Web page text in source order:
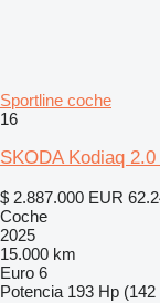
Sportline coche
16
SKODA Kodiaq
$ 2.887.000 EUR
Coche
2025
15.000 km
Euro 6
Potencia 193 Hp (142